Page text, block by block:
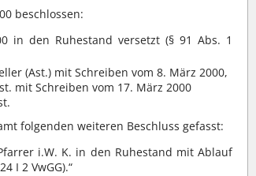
beschlossen:
in den Ruhestand versetzt (§ 91 Abs. 1
(Ast.) mit Schreiben vom 8. März 2000,
mit Schreiben vom 17. März 2000
folgenden weiteren Beschluss gefasst:
i.W. K. in den Ruhestand mit Ablauf
I 2 VwGG).“